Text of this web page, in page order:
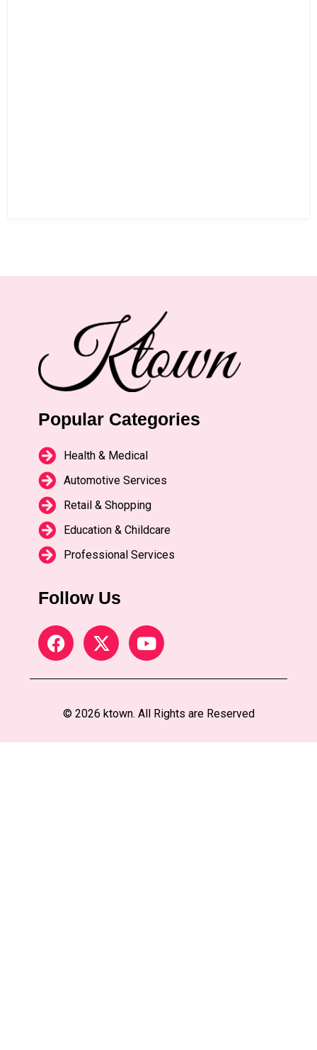
Popular Categories
Health & Medical
Automotive Services
Retail & Shopping
Education & Childcare
Professional Services
Follow Us
© 2026 ktown. All Rights are Reserved